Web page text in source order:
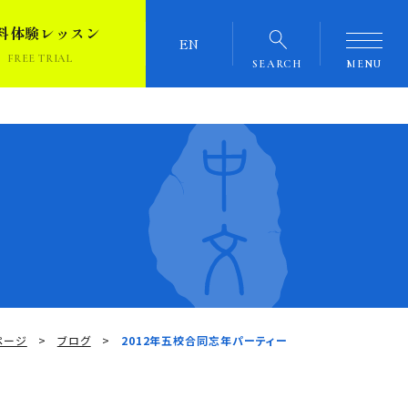
体験レッスン
FREE TRIAL
EN
SEARCH MENU
ージ ブログ 2012年五校合同忘年パーティー